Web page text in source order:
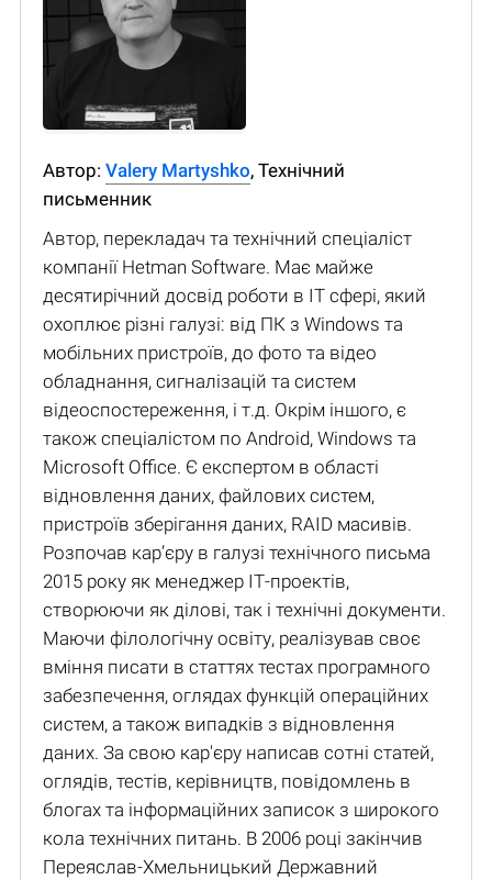
Автор: Valery Martyshko, Технічний
письменник
Автор, перекладач та технічний спеціаліст
компанії Hetman Software. Має майже
десятирічний досвід роботи в IT сфері, який
охоплює різні галузі: від ПК з Windows та
мобільних пристроїв, до фото та відео
обладнання, сигналізацій та систем
відеоспостереження, і т.д. Окрім іншого, є
також спеціалістом по Android, Windows та
Microsoft Office. Є експертом в області
відновлення даних, файлових систем,
пристроїв зберігання даних, RAID масивів.
Розпочав кар’єру в галузі технічного письма
2015 року як менеджер ІТ-проектів,
створюючи як ділові, так і технічні документи.
Маючи філологічну освіту, реалізував своє
вміння писати в статтях тестах програмного
забезпечення, оглядах функцій операційних
систем, а також випадків з відновлення
даних. За свою кар'єру написав сотні статей,
оглядів, тестів, керівництв, повідомлень в
блогах та інформаційних записок з широкого
кола технічних питань. В 2006 році закінчив
Переяслав-Хмельницький Державний